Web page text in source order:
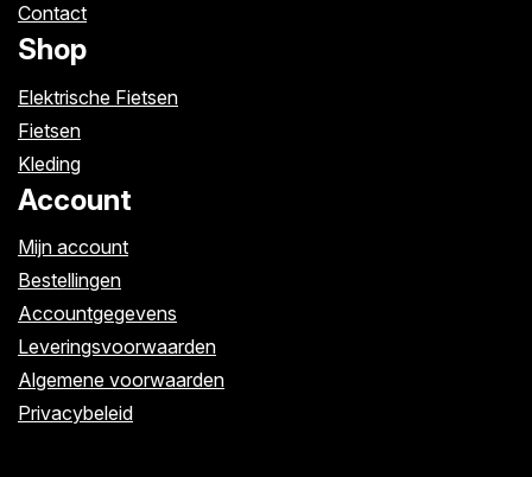
Contact
Shop
Elektrische Fietsen
Fietsen
Kleding
Account
Mijn account
Bestellingen
Accountgegevens
Leveringsvoorwaarden
Algemene voorwaarden
Privacybeleid